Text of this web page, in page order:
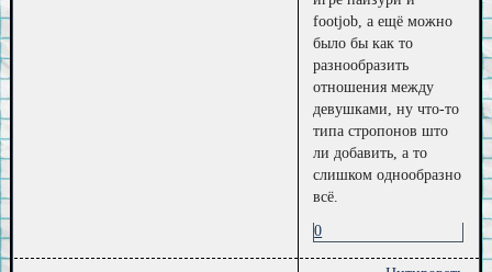
footjob, а ещё можно
было бы как то
разнообразить
отношения между
девушками, ну что-то
типа стропонов што
ли добавить, а то
слишком однообразно
всё.
0